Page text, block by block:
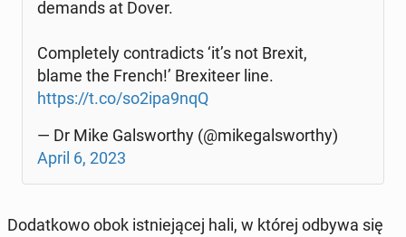
demands at Dover.
Com­ple­te­ly con­tra­dicts ‘it’s not Brexit,
blame the French!’ Bre­xi­te­er line.
https://t.co/so2ipa9nqQ
— Dr Mike Gal­swor­thy (@mi­ke­gal­swor­thy)
April 6, 2023
Do­dat­ko­wo obok ist­nie­ją­cej hali, w której odbywa się